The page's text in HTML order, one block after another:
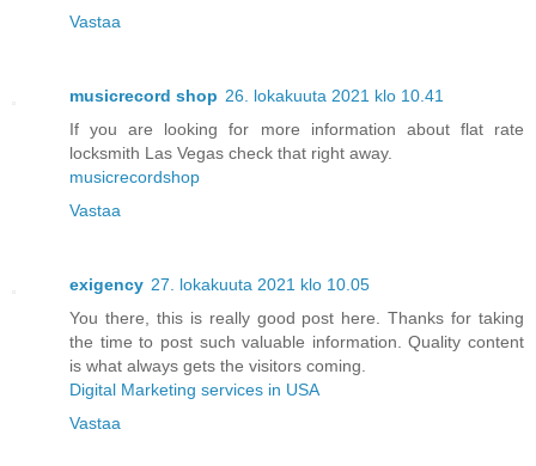
Vastaa
musicrecord shop 26. lokakuuta 2021 klo 10.41
If you are looking for more information about flat rate
locksmith Las Vegas check that right away.
musicrecordshop
Vastaa
exigency 27. lokakuuta 2021 klo 10.05
You there, this is really good post here. Thanks for taking
the time to post such valuable information. Quality content
is what always gets the visitors coming.
Digital Marketing services in USA
Vastaa